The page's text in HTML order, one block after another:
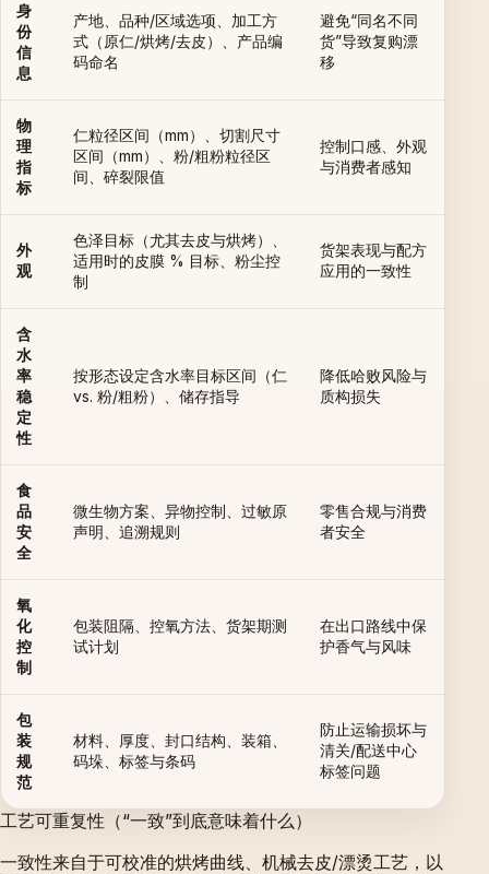
身
份
信
息
产地、品种/区域选项、加工方
式（原仁/烘烤/去皮）、产品编
码命名
避免“同名不同
货”导致复购漂
移
物
理
指
标
仁粒径区间（mm）、切割尺寸
区间（mm）、粉/粗粉粒径区
间、碎裂限值
控制口感、外观
与消费者感知
外
观
色泽目标（尤其去皮与烘烤）、
适用时的皮膜 % 目标、粉尘控
制
货架表现与配方
应用的一致性
含
水
率
稳
定
性
按形态设定含水率目标区间（仁
vs. 粉/粗粉）、储存指导
降低哈败风险与
质构损失
食
品
安
全
微生物方案、异物控制、过敏原
声明、追溯规则
零售合规与消费
者安全
氧
化
控
制
包装阻隔、控氧方法、货架期测
试计划
在出口路线中保
护香气与风味
包
装
规
范
材料、厚度、封口结构、装箱、
码垛、标签与条码
防止运输损坏与
清关/配送中心
标签问题
工艺可重复性（“一致”到底意味着什么）
一致性来自于可校准的烘烤曲线、机械去皮/漂烫工艺，以